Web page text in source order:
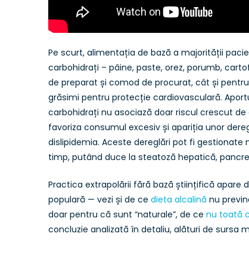
Pe scurt, alimentația de bază a majorității
carbohidrați – pâine, paste, orez, porumb,
de preparat și comod de procurat, cât și
grăsimi pentru protecție cardiovasculară.
carbohidrați nu asociază doar riscul crescut
favoriza consumul excesiv și apariția unor
dislipidemia. Aceste dereglări pot fi
timp, putând duce la steatoză hepatică,
Practica extrapolării fără bază științifică apare
populară — vezi și de ce dieta alcalină nu
doar pentru că sunt “naturale”, de ce nu toată
concluzie analizată în detaliu, alături de sursa